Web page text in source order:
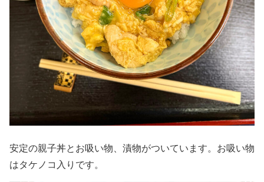
安定の親子丼とお吸い物、漬物がついています。お吸い物
はタケノコ入りです。